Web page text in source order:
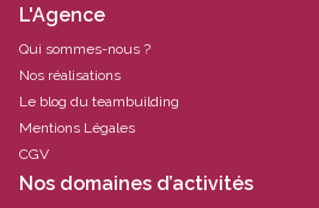
L'Agence
Qui sommes-nous ?
Nos réalisations
Le blog du teambuilding
Mentions Légales
CGV
Nos domaines d’activités